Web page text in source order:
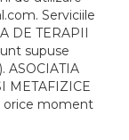
Serviciile
DE TERAPII
supuse
ASOCIATIA
METAFIZICE
orice moment